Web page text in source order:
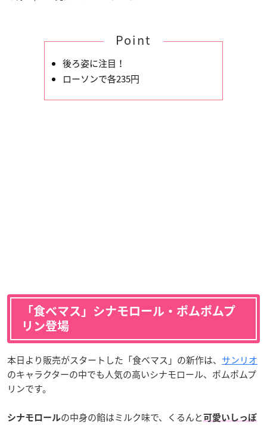
Point
後ろ姿に注目！
ローソンで各235円
「食べマス」シナモロール・ポムポムプ
リン登場
本日より販売がスタートした「食べマス」の新作は、 サンリオ
のキャラクターの中でも人気の高いシナモロール、ポムポムプ
リンです。
シナモロールの中身の餡はミルク味で、くるんと可愛いしっぽ